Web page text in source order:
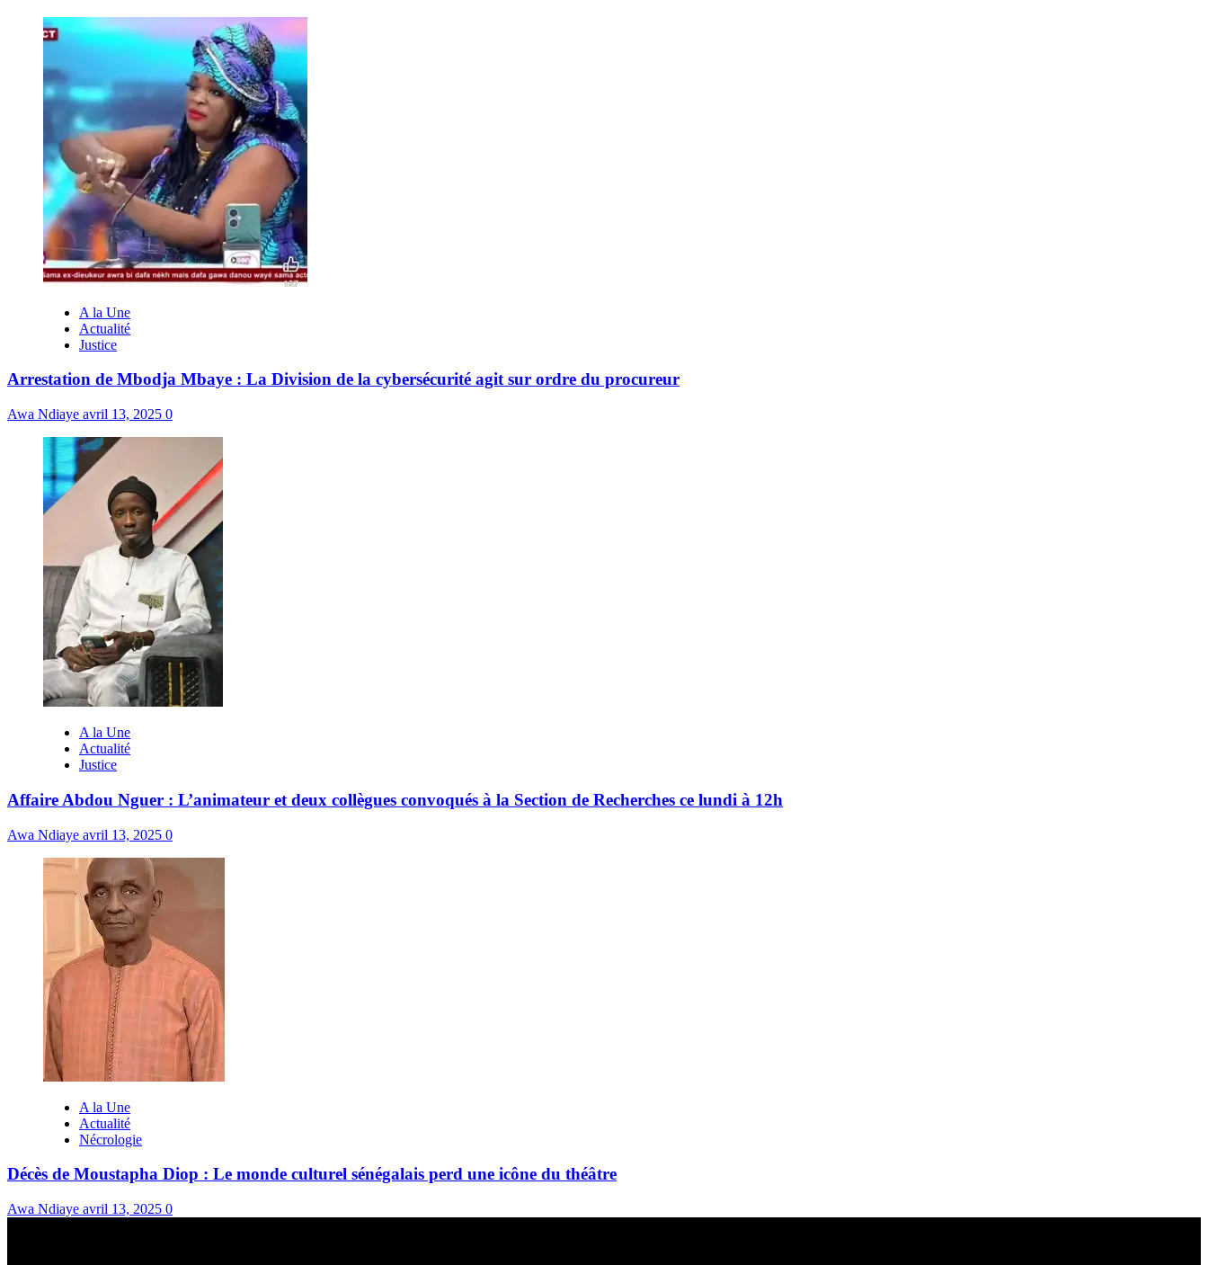
A la Une
Actualité
Justice
Arrestation de Mbodja Mbaye : La Division de la cybersécurité agit sur ordre du procureur
Awa Ndiaye avril 13, 2025 0
A la Une
Actualité
Justice
Affaire Abdou Nguer : L’animateur et deux collègues convoqués à la Section de Recherches ce lundi à 12h
Awa Ndiaye avril 13, 2025 0
A la Une
Actualité
Nécrologie
Décès de Moustapha Diop : Le monde culturel sénégalais perd une icône du théâtre
Awa Ndiaye avril 13, 2025 0